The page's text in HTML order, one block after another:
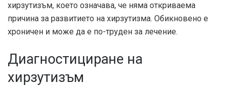
хирзутизъм, което означава, че няма откриваема
причина за развитието на хирзутизма. Обикновено е
хроничен и може да е по-труден за лечение.
Диагностициране на
хирзутизъм